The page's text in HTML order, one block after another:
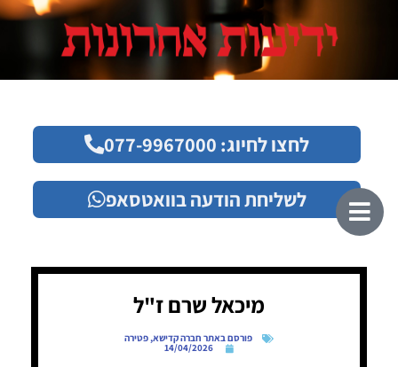
לחצו לחיוג: 077-9967000
לשליחת הודעה בוואטסאפ
מיכאל שרם ז"ל
פורסם באתר חברה קדישא,פטירה
14/04/2026